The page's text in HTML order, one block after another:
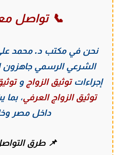
📞 تواصل
نحن فيمكتب د. محمد
الشرعي الرسمي جاهزون
إجراءاتتوثيق الزواج و
توثيق الزواج العرفي، بما
داخل مصر
📌 طرق